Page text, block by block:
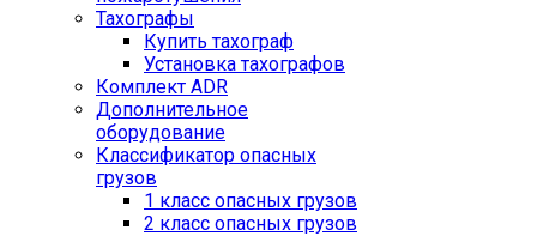
Тахографы
Купить тахограф
Установка тахографов
Комплект ADR
Дополнительное
оборудование
Классификатор опасных
грузов
1 класс опасных грузов
2 класс опасных грузов